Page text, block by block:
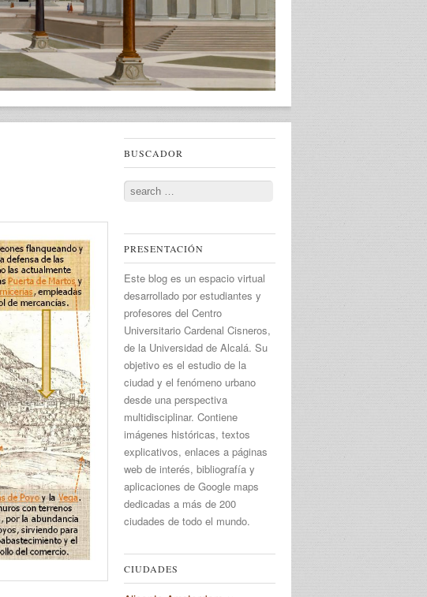
BUSCADOR
Search
PRESENTACIÓN
Este blog es un espacio virtual
desarrollado por estudiantes y
profesores del Centro
Universitario Cardenal Cisneros,
de la Universidad de Alcalá. Su
objetivo es el estudio de la
ciudad y el fenómeno urbano
desde una perspectiva
multidisciplinar. Contiene
imágenes históricas, textos
explicativos, enlaces a páginas
web de interés, bibliografía y
aplicaciones de Google maps
dedicadas a más de 200
ciudades de todo el mundo.
CIUDADES